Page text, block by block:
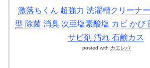
激落ちくん 超強力 洗濯槽クリーナ
型 除菌 消臭 次亜塩素酸塩 カビ かび
サビ剤 汚れ 石鹸カス
posted with カエレバ